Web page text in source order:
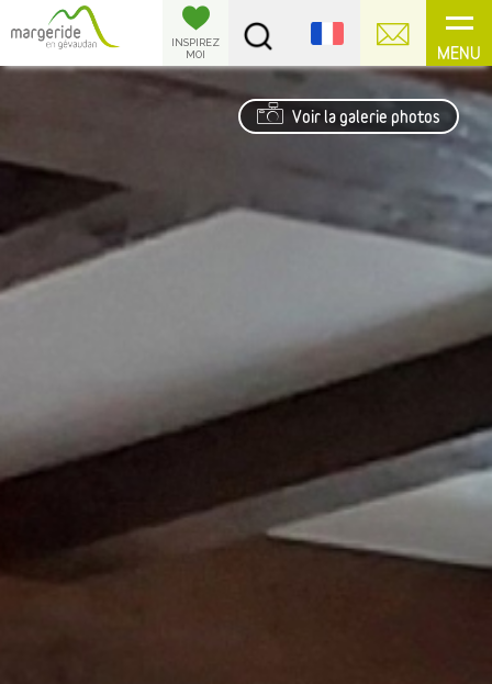
MENU
INSPIREZ
MOI
Voir la galerie photos
Panneau de gestion des cookies